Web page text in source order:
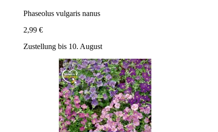
Phaseolus vulgaris nanus
2,99 €
Zustellung bis 10. August